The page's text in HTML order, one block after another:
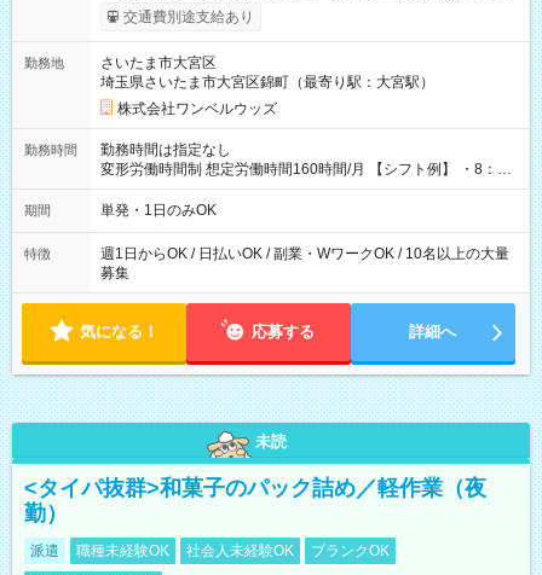
いOK！（規定あり） ┗働いたその日に現金GET♪ お仕事後はコ
ンビニATMから 日払い分を引き落とせます！ 【試用期間】試
交通費別途支給あり
勤務地
さいたま市大宮区
埼玉県さいたま市大宮区錦町（最寄り駅：大宮駅）
株式会社ワンベルウッズ
勤務時間
勤務時間は指定なし
変形労働時間制 想定労働時間160時間/月 【シフト例】 ・8：00
～21：00
期間 単発・1日のみOK
特徴
週1日からOK / 日払いOK / 副業・WワークOK / 10名以上の大量
募集
気になる！ 応募する 詳細へ
未読
<タイパ抜群>和菓子のパック詰め／軽作業（夜
勤）
派遣 職種未経験OK 社会人未経験OK
ブランクOK